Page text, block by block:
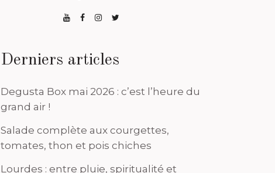
Derniers articles
Degusta Box mai 2026 : c’est l’heure du
grand air !
Salade complète aux courgettes,
tomates, thon et pois chiches
Lourdes : entre pluie, spiritualité et